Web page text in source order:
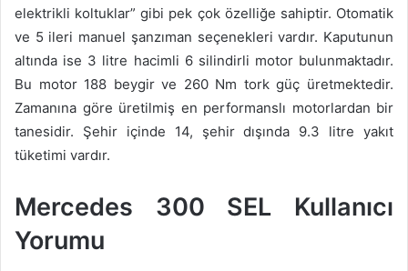
elektrikli koltuklar” gibi pek çok özelliğe sahiptir. Otomatik
ve 5 ileri manuel şanzıman seçenekleri vardır. Kaputunun
altında ise 3 litre hacimli 6 silindirli motor bulunmaktadır.
Bu motor 188 beygir ve 260 Nm tork güç üretmektedir.
Zamanına göre üretilmiş en performanslı motorlardan bir
tanesidir. Şehir içinde 14, şehir dışında 9.3 litre yakıt
tüketimi vardır.
Mercedes 300 SEL Kullanıcı
Yorumu